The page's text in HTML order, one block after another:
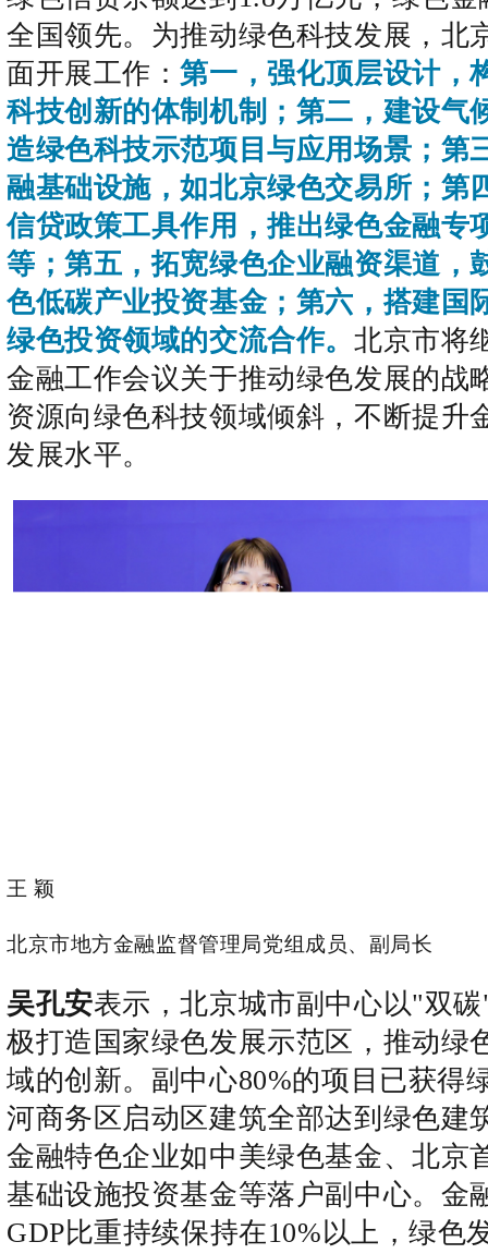
全国领先。为推动绿色科技发展，北
面开展工作：第一，强化顶层设计，
科技创新的体制机制；第二，建设气
造绿色科技示范项目与应用场景；第
融基础设施，如北京绿色交易所；第
信贷政策工具作用，推出绿色金融专
等；第五，拓宽绿色企业融资渠道，
色低碳产业投资基金；第六，搭建国
绿色投资领域的交流合作。 北京市将
金融工作会议关于推动绿色发展的战
资源向绿色科技领域倾斜，不断提升
发展水平。
王 颖
北京市地方金融监督管理局党组成员、副局长
吴孔安表示，北京城市副中心以"双
极打造国家绿色发展示范区，推动绿
域的创新。副中心80%的项目已获得
河商务区启动区建筑全部达到绿色建
金融特色企业如中美绿色基金、北京
基础设施投资基金等落户副中心。金
GDP比重持续保持在10%以上，绿色